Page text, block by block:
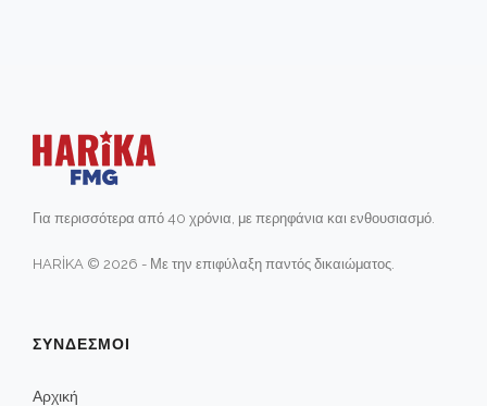
Για περισσότερα από 40 χρόνια, με περηφάνια και ενθουσιασμό.
HARİKA © 2026 - Με την επιφύλαξη παντός δικαιώματος.
ΣΥΝΔΕΣΜΟΙ
Αρχική